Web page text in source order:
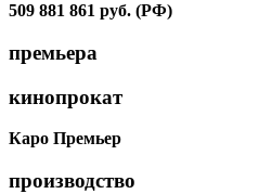
509 881 861 руб. (РФ)
премьера
кинопрокат
Каро Премьер
производство